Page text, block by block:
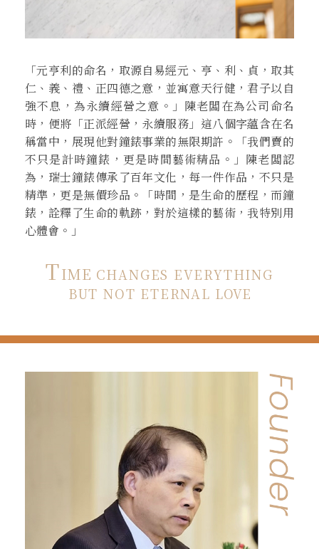
「元亨利的命名，取源自易經元、亨、利、貞，取其
仁、義、禮、正四德之意，並寓意天行健，君子以自
強不息，為永續經營之意。」陳老闆在為公司命名
時，便將「正派經營，永續服務」這八個字蘊含在名
稱當中，展現他對鐘錶事業的無限期許。「我們賣的
不只是計時鐘錶，更是時間藝術精品。」陳老闆認
為，瑞士鐘錶傳承了百年文化，每一件作品，不只是
精準，更是無價珍品。「時間，是生命的歷程，而鐘
錶，詮釋了生命的軌跡，對於這樣的藝術，我特別用
心體會。」
TIME CHANGES EVERYTHING
BUT NOT ETERNAL LOVE